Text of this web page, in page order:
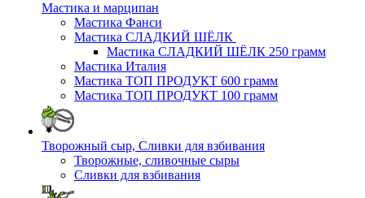
Мастика и марципан
Мастика Фанси
Мастика СЛАДКИЙ ШЁЛК
Мастика СЛАДКИЙ ШЁЛК 250 грамм
Мастика Италия
Мастика ТОП ПРОДУКТ 600 грамм
Мастика ТОП ПРОДУКТ 100 грамм
Творожный сыр, Сливки для взбивания
Творожные, сливочные сыры
Сливки для взбивания